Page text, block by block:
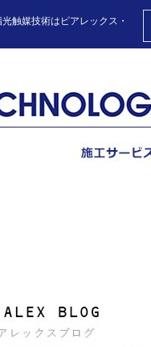
触媒技術はピアレックス・